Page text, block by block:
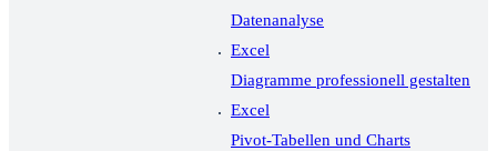
Datenanalyse
Excel
Diagramme professionell gestalten
Excel
Pivot-Tabellen und Charts